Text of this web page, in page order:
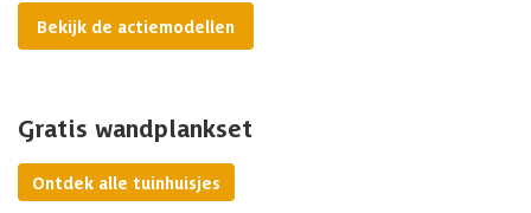
Bekijk de actiemodellen
Gratis wandplankset
Ontdek alle tuinhuisjes